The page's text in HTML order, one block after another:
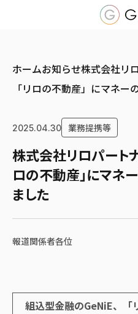
ホームお知らせ株式会社リ
「リロの不動産」にマネー
2025.04.30 業務提携等
株式会社リロパート
ロの不動産」にマネ
ました
報道関係者各位
組込型金融のGeNiE、「